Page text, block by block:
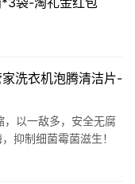
洗衣机泡腾清洁片-
，以一敌多，安全无腐
抑制细菌霉菌滋生！
礼金在哪里